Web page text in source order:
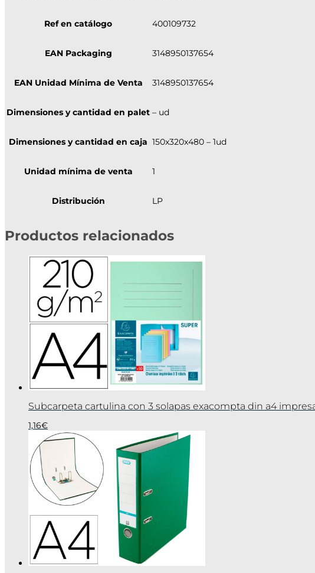
Ref en catálogo 400109732
EAN Packaging 3148950137654
EAN Unidad Mínima de Venta 3148950137654
Dimensiones y cantidad en palet – ud
Dimensiones y cantidad en caja 150x320x480 – 1ud
Unidad mínima de venta 1
Distribución LP
Productos relacionados
Subcarpeta cartulina con 3 solapas exacompta din a4
1,16€